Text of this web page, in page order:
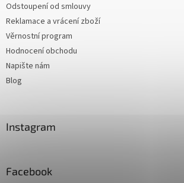
Odstoupení od smlouvy
Reklamace a vrácení zboží
Věrnostní program
Hodnocení obchodu
Napište nám
Blog
Instagram
Facebook